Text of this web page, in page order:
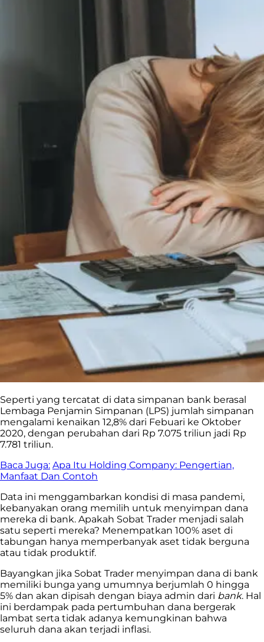
Seperti yang tercatat di data simpanan bank berasal
Lembaga Penjamin Simpanan (LPS) jumlah simpanan
mengalami kenaikan 12,8% dari Febuari ke Oktober
2020, dengan perubahan dari Rp 7.075 triliun jadi Rp
7.781 triliun.
Baca Juga: Apa Itu Holding Company: Pengertian,
Manfaat Dan Contoh
Data ini menggambarkan kondisi di masa pandemi,
kebanyakan orang memilih untuk menyimpan dana
mereka di bank. Apakah Sobat Trader menjadi salah
satu seperti mereka? Menempatkan 100% aset di
tabungan hanya memperbanyak aset tidak berguna
atau tidak produktif.
Bayangkan jika Sobat Trader menyimpan dana di bank
memiliki bunga yang umumnya berjumlah 0 hingga
5% dan akan dipisah dengan biaya admin dari bank. Hal
ini berdampak pada pertumbuhan dana bergerak
lambat serta tidak adanya kemungkinan bahwa
seluruh dana akan terjadi inflasi.